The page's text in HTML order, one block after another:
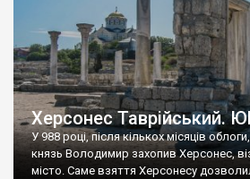
Херсонес Таврійський.
У 988 році, після кількох місяців
князь Володимир захопив Херсонес,
місто. Саме взяття Херсонесу